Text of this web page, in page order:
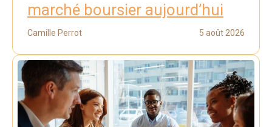
marché boursier aujourd’hui
Camille Perrot 5 août 2026